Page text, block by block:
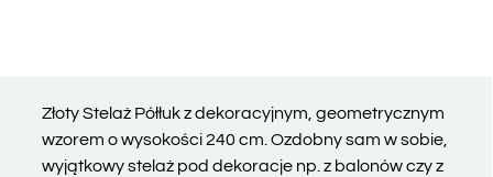
Złoty Stelaż Półłuk z dekoracyjnym, geometrycznym
wzorem o wysokości 240 cm. Ozdobny sam w sobie,
wyjątkowy stelaż pod dekoracje np. z balonów czy z